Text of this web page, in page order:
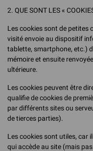
2. QUE SONT LES «
Les cookies sont de petites
visité envoie au dispositif
tablette, smartphone, etc.)
mémoire et ensuite
ultérieure.
Les cookies peuvent être
qualifie de cookies de
par différents sites ou
de tierces parties).
Les cookies sont utiles, car
qui accède au site (mais